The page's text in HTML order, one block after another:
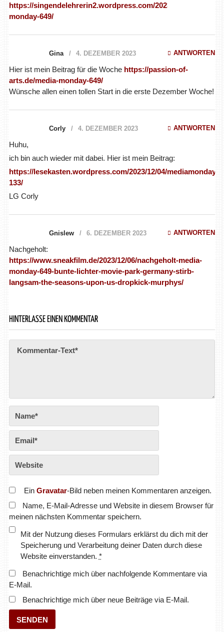
https://singendelehrerin2.wordpress.com/2023/12/04/media-
monday-649/
Gina 4. DEZEMBER 2023 ANTWORTEN
Hier ist mein Beitrag für die Woche https://passion-of-
arts.de/media-monday-649/
Wünsche allen einen tollen Start in die erste Dezember Woche!
Corly 4. DEZEMBER 2023 ANTWORTEN
Huhu,
ich bin auch wieder mit dabei. Hier ist mein Beitrag:
https://lesekasten.wordpress.com/2023/12/04/mediamonday-
133/
LG Corly
Gnislew 6. DEZEMBER 2023 ANTWORTEN
Nachgeholt:
https://www.sneakfilm.de/2023/12/06/nachgeholt-media-
monday-649-bunte-lichter-movie-park-germany-stirb-
langsam-the-seasons-upon-us-dropkick-murphys/
HINTERLASSE EINEN KOMMENTAR
Ein Gravatar-Bild neben meinen Kommentaren anzeigen.
Name, E-Mail-Adresse und Website in diesem Browser für
meinen nächsten Kommentar speichern.
Mit der Nutzung dieses Formulars erklärst du dich mit der
Speicherung und Verarbeitung deiner Daten durch diese
Website einverstanden. *
Benachrichtige mich über nachfolgende Kommentare via
E-Mail.
Benachrichtige mich über neue Beiträge via E-Mail.